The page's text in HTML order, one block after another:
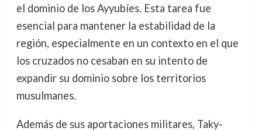
el dominio de los Ayyubíes. Esta tarea fue
esencial para mantener la estabilidad de la
región, especialmente en un contexto en el que
los cruzados no cesaban en su intento de
expandir su dominio sobre los territorios
musulmanes.
Además de sus aportaciones militares, Taky-